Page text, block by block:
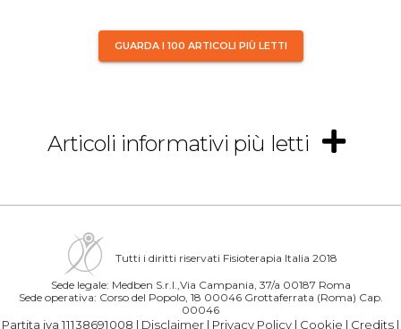
GUARDA I 100 ARTICOLI PIÙ LETTI
Articoli informativi più letti
Tutti i diritti riservati Fisioterapia Italia 2018
Sede legale: Medben S.r.l.,Via Campania, 37/a 00187 Roma
Sede operativa: Corso del Popolo, 18 00046 Grottaferrata (Roma) Cap.
00046
Partita iva 11138691008 | Disclaimer | Privacy Policy | Cookie | Credits |